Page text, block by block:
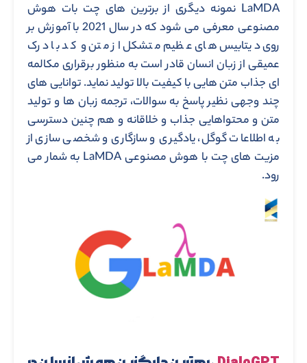
LaMDA نمونه دیگری از برترین های چت بات هوش
مصنوعی معرفی می شود که در سال 2021 با آموزش بر
روی دیتابیس های عظیم متشکل از متن و کد با درک
عمیقی از زبان انسان قادر است به منظور برقراری مکالمه
ای جذاب متن هایی با کیفیت بالا تولید نماید. توانایی های
چند وجهی نظیر پاسخ به سوالات، ترجمه زبان ها و تولید
متن و محتواهایی جذاب و خلاقانه و هم چنین دسترسی
به اطلاعات گوگل، یادگیری و سازگاری و شخصی سازی از
مزیت های چت با هوش مصنوعی LaMDA به شمار می
رود.